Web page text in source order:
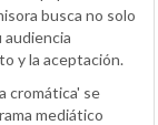
busca no solo
y la aceptación.
cromática' se
mediático